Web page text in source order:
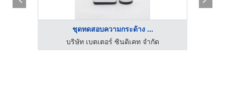
ชุดทดสอบความกระด้าง ...
บริษัท เบตเตอร์ ซินดิเคท จำกัด